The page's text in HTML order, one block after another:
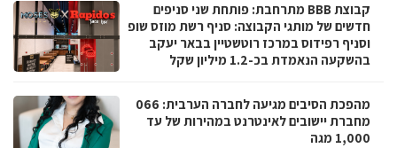
קבוצת BBB מתרחבת: פותחת שני סניפים
חדשים של מותגי הקבוצה: סניף רשת מוזס שופ
וסניף רפידוס במרכז רוטשטיין בבאר יעקב
בהשקעה הנאמדת בכ-1.2 מיליון שקל
מהפכת הסיבים מגיעה לחברה הערבית: 066
מחברת יישובים לאינטרנט במהירות של עד
1,000 מגה